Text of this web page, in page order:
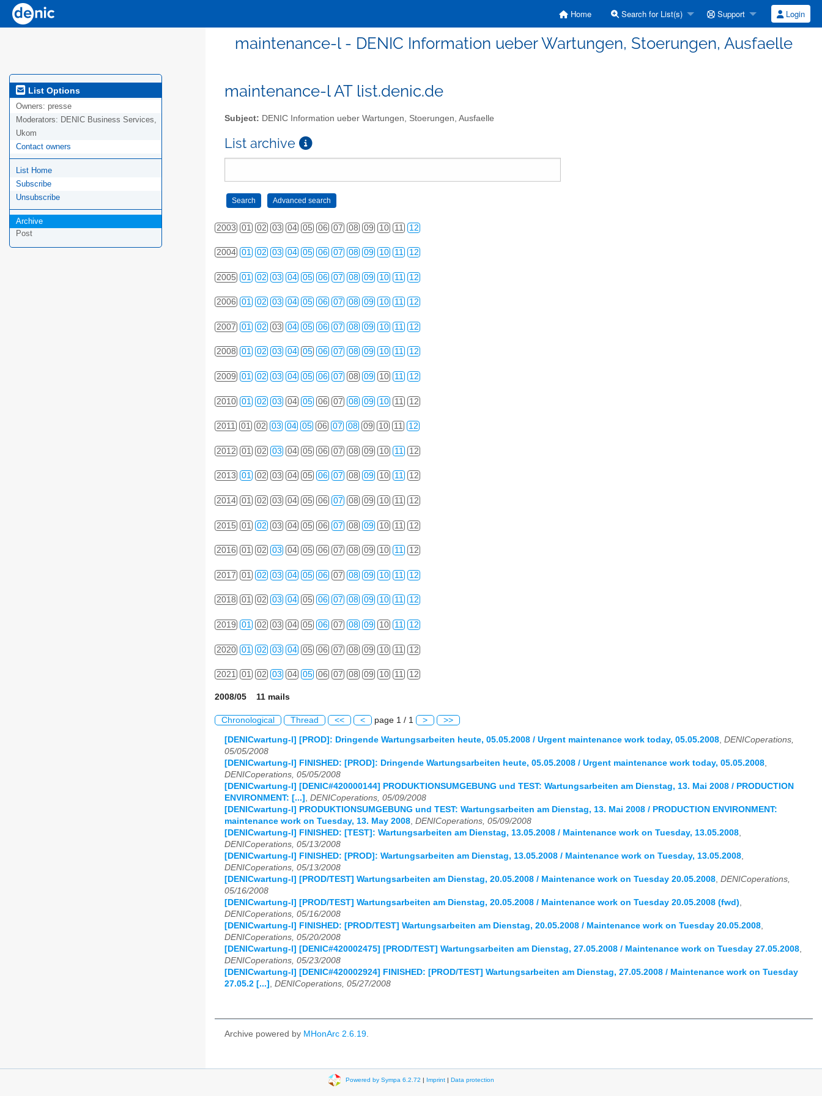
Home Search for List(s) Support Login
maintenance-l - DENIC Information ueber Wartungen, Stoerungen, Ausfaelle
List Options
Owners: presse
Moderators: DENIC Business Services,
Ukom
Contact owners
List Home
Subscribe
Unsubscribe
Archive
Post
maintenance-l AT list.denic.de
Subject: DENIC Information ueber Wartungen, Stoerungen, Ausfaelle
List archive
2003 01 02 03 04 05 06 07 08 09 10 11 12
2004 01 02 03 04 05 06 07 08 09 10 11 12
2005 01 02 03 04 05 06 07 08 09 10 11 12
2006 01 02 03 04 05 06 07 08 09 10 11 12
2007 01 02 03 04 05 06 07 08 09 10 11 12
2008 01 02 03 04 05 06 07 08 09 10 11 12
2009 01 02 03 04 05 06 07 08 09 10 11 12
2010 01 02 03 04 05 06 07 08 09 10 11 12
2011 01 02 03 04 05 06 07 08 09 10 11 12
2012 01 02 03 04 05 06 07 08 09 10 11 12
2013 01 02 03 04 05 06 07 08 09 10 11 12
2014 01 02 03 04 05 06 07 08 09 10 11 12
2015 01 02 03 04 05 06 07 08 09 10 11 12
2016 01 02 03 04 05 06 07 08 09 10 11 12
2017 01 02 03 04 05 06 07 08 09 10 11 12
2018 01 02 03 04 05 06 07 08 09 10 11 12
2019 01 02 03 04 05 06 07 08 09 10 11 12
2020 01 02 03 04 05 06 07 08 09 10 11 12
2021 01 02 03 04 05 06 07 08 09 10 11 12
2008/05 11 mails
Chronological Thread << < page 1 / 1 > >>
[DENICwartung-l] [PROD]: Dringende Wartungsarbeiten heute, 05.05.2008 / Urgent maintenance work today, 05.05.2008, DENICoperations,
05/05/2008
[DENICwartung-l] FINISHED: [PROD]: Dringende Wartungsarbeiten heute, 05.05.2008 / Urgent maintenance work today, 05.05.2008,
DENICoperations, 05/05/2008
[DENICwartung-l] [DENIC#420000144] PRODUKTIONSUMGEBUNG und TEST: Wartungsarbeiten am Dienstag, 13. Mai 2008 / PRODUCTION
ENVIRONMENT: [...] , DENICoperations, 05/09/2008
[DENICwartung-l] PRODUKTIONSUMGEBUNG und TEST: Wartungsarbeiten am Dienstag, 13. Mai 2008 / PRODUCTION ENVIRONMENT:
maintenance work on Tuesday, 13. May 2008, DENICoperations, 05/09/2008
[DENICwartung-l] FINISHED: [TEST]: Wartungsarbeiten am Dienstag, 13.05.2008 / Maintenance work on Tuesday, 13.05.2008,
DENICoperations, 05/13/2008
[DENICwartung-l] FINISHED: [PROD]: Wartungsarbeiten am Dienstag, 13.05.2008 / Maintenance work on Tuesday, 13.05.2008,
DENICoperations, 05/13/2008
[DENICwartung-l] [PROD/TEST] Wartungsarbeiten am Dienstag, 20.05.2008 / Maintenance work on Tuesday 20.05.2008, DENICoperations,
05/16/2008
[DENICwartung-l] [PROD/TEST] Wartungsarbeiten am Dienstag, 20.05.2008 / Maintenance work on Tuesday 20.05.2008 (fwd),
DENICoperations, 05/16/2008
[DENICwartung-l] FINISHED: [PROD/TEST] Wartungsarbeiten am Dienstag, 20.05.2008 / Maintenance work on Tuesday 20.05.2008,
DENICoperations, 05/20/2008
[DENICwartung-l] [DENIC#420002475] [PROD/TEST] Wartungsarbeiten am Dienstag, 27.05.2008 / Maintenance work on Tuesday 27.05.2008,
DENICoperations, 05/23/2008
[DENICwartung-l] [DENIC#420002924] FINISHED: [PROD/TEST] Wartungsarbeiten am Dienstag, 27.05.2008 / Maintenance work on Tuesday
27.05.2 [...] , DENICoperations, 05/27/2008
Archive powered by MHonArc 2.6.19.
Powered by Sympa 6.2.72 | Imprint| Data protection